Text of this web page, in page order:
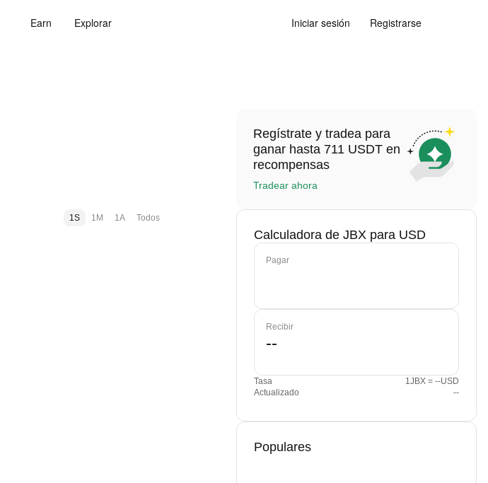
Earn Explorar Iniciar sesión Registrarse
1S 1M 1A Todos
Regístrate y tradea para
ganar hasta 711 USDT en
recompensas
Tradear ahora
Calculadora de JBX para USD
Pagar
Recibir
Tasa
1JBX = --USD
Actualizado
--
Populares